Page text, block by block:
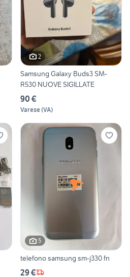
2
Samsung Galaxy Buds3 SM-
R530 NUOVE SIGILLATE
90 €
Varese(VA)
5
telefono samsung sm-j330 fn
29 €